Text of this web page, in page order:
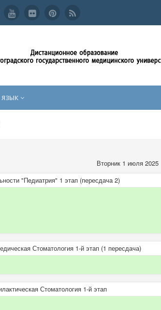
ЯЗЫК
Вторник 1 июля 2025
"Педиатрия" 1 этап (пересдача 2)
Стоматология 1-й этап (1 пересдача)
Стоматология 1-й этап